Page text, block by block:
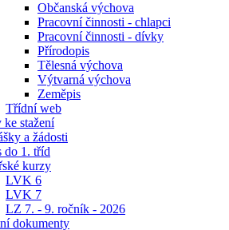
Občanská výchova
Pracovní činnosti - chlapci
Pracovní činnosti - dívky
Přírodopis
Tělesná výchova
Výtvarná výchova
Zeměpis
Třídní web
stažení
a žádosti
do 1. tříd
kurzy
LVK 6
LVK 7
LZ 7. - 9. ročník - 2026
dokumenty